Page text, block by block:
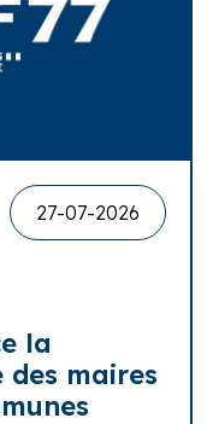
27-07-2026
la
maires